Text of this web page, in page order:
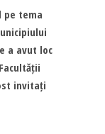
pe tema
a avut loc
invitați